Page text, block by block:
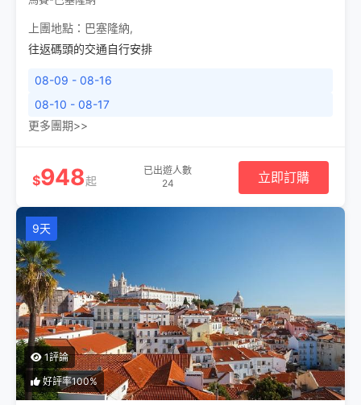
上團地點： 巴塞隆納,
往返碼頭的交通自行安排
08-09 - 08-16
08-10 - 08-17
更多團期>>
$948起
已出遊人數
24
立即訂購
9天
1評論
好評率100%